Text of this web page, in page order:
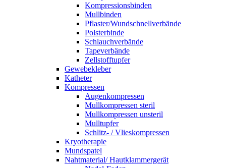
Kompressionsbinden
Mullbinden
Pflaster/Wundschnellverbände
Polsterbinde
Schlauchverbände
Tapeverbände
Zellstofftupfer
Gewebekleber
Katheter
Kompressen
Augenkompressen
Mullkompressen steril
Mullkompressen unsteril
Mulltupfer
Schlitz- / Vlieskompressen
Kryotherapie
Mundspatel
Nahtmaterial/ Hautklammergerät